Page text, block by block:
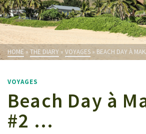
HOME » THE DIARY » VOYAGES » BEACH DAY À
VOYAGES
Beach Day à
#2 …